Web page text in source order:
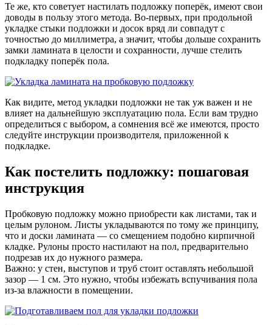
Те же, кто советует настилать подложку поперёк, имеют свои
доводы в пользу этого метода. Во-первых, при продольной
укладке стыки подложки и досок вряд ли совпадут с
точностью до миллиметра, а значит, чтобы дольше сохранить
замки ламината в целости и сохранности, лучше стелить
подкладку поперёк пола.
Как видите, метод укладки подложки не так уж важен и не
влияет на дальнейшую эксплуатацию пола. Если вам трудно
определиться с выбором, а сомнения всё же имеются, просто
следуйте инструкции производителя, приложенной к
подкладке.
Как постелить подложку: пошаговая
инструкция
Пробковую подложку можно приобрести как листами, так и
целым рулоном. Листы укладываются по тому же принципу,
что и доски ламината — со смещением подобно кирпичной
кладке. Рулоны просто настилают на пол, предварительно
подрезав их до нужного размера.
Важно: у стен, выступов и труб стоит оставлять небольшой
зазор — 1 см. Это нужно, чтобы избежать вспучивания пола
из-за влажности в помещении.